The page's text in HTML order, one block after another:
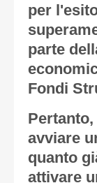
per
parte
Fondi
avviare
quanto
attivare